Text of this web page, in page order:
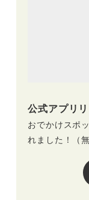
公式アプリ
おでかけスポ
れました！（無